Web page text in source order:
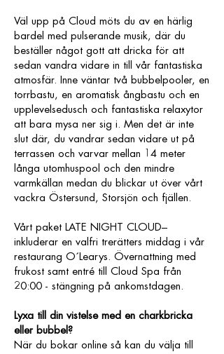
Väl upp på Cloud möts du av en härlig
bardel med pulserande musik, där du
beställer något gott att dricka för att
sedan vandra vidare in till vår fantastiska
atmosfär. Inne väntar två bubbelpooler, en
torrbastu, en aromatisk ångbastu och en
upplevelsedusch och fantastiska relaxytor
att bara mysa ner sig i. Men det är inte
slut där, du vandrar sedan vidare ut på
terrassen och varvar mellan 14 meter
långa utomhuspool och den mindre
varmkällan medan du blickar ut över vårt
vackra Östersund, Storsjön och fjällen.
Vårt paket LATE NIGHT CLOUD–
inkluderar en valfri trerätters middag i vår
restaurang O´Learys. Övernattning med
frukost samt entré till Cloud Spa från
20:00 - stängning på ankomstdagen.
Lyxa till din vistelse med en charkbricka
eller bubbel?
När du bokar online så kan du välja till